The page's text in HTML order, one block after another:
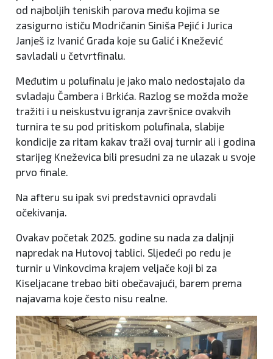
od najboljih teniskih parova među kojima se
zasigurno ističu Modričanin Siniša Pejić i Jurica
Janješ iz Ivanić Grada koje su Galić i Knežević
savladali u četvrtfinalu.
Međutim u polufinalu je jako malo nedostajalo da
svladaju Čambera i Brkića. Razlog se možda može
tražiti i u neiskustvu igranja završnice ovakvih
turnira te su pod pritiskom polufinala, slabije
kondicije za ritam kakav traži ovaj turnir ali i godina
starijeg Kneževica bili presudni za ne ulazak u svoje
prvo finale.
Na afteru su ipak svi predstavnici opravdali
očekivanja.
Ovakav početak 2025. godine su nada za daljnji
napredak na Hutovoj tablici. Sljedeći po redu je
turnir u Vinkovcima krajem veljače koji bi za
Kiseljacane trebao biti obečavajući, barem prema
najavama koje često nisu realne.